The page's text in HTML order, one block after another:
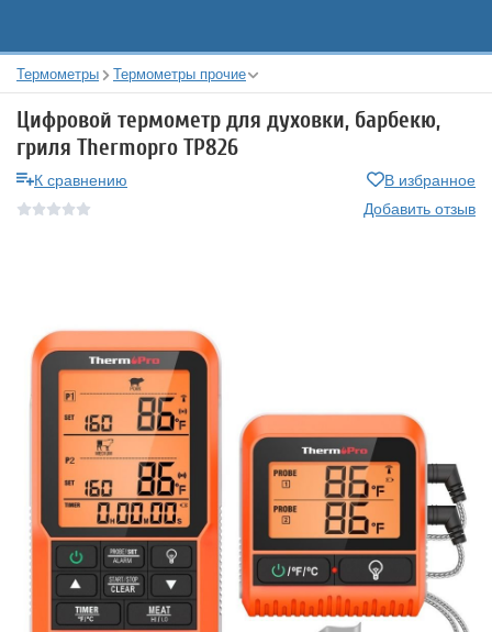
Термометры Термометры прочие
Цифровой термометр для духовки, барбекю,
гриля Thermopro TP826
К сравнению
В избранное
Добавить отзыв